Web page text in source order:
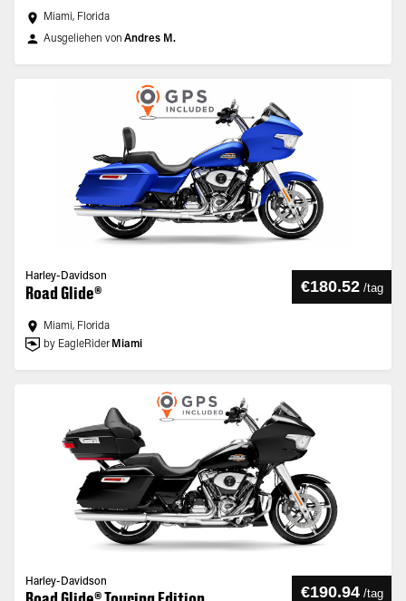
Miami, Florida
Ausgeliehen von Andres M.
Harley-Davidson
Road Glide® €180.52 /tag
Miami, Florida
by EagleRider Miami
Harley-Davidson
€190.94 /tag